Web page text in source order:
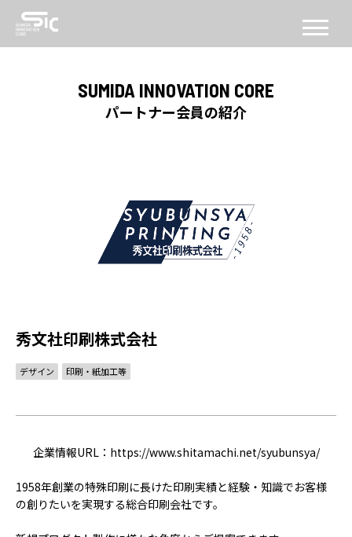
CONCEPT
コンセプト
FACILITY
施設
SERVICE
ACCELERATION
PROGRAM
アクセラレーション
会員
パートナー
SUMIDA INNOVATION CORE
パートナー会員の紹介
秀文社印刷株式会社
デザイン 印刷・紙加工等
企業情報URL： https://www.shitamachi.net/syubunsya/
1958年創業の特殊印刷に長けた印刷実績と経験・ 知識でお客様
の創りたいを実現する総合印刷会社です。